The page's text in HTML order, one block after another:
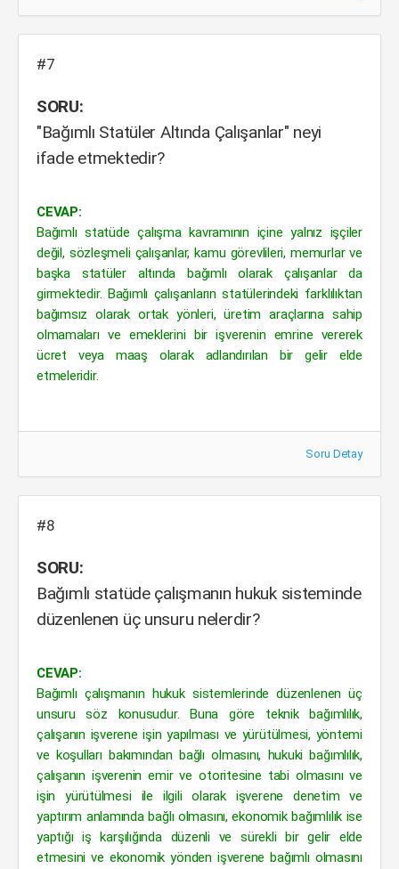
#7
SORU:
"Bağımlı Statüler Altında Çalışanlar" neyi
ifade etmektedir?
CEVAP:
Bağımlı statüde çalışma kavramının içine yalnız işçiler
değil, sözleşmeli çalışanlar, kamu görevlileri, memurlar ve
başka statüler altında bağımlı olarak çalışanlar da
girmektedir. Bağımlı çalışanların statülerindeki farklılıktan
bağımsız olarak ortak yönleri, üretim araçlarına sahip
olmamaları ve emeklerini bir işverenin emrine vererek
ücret veya maaş olarak adlandırılan bir gelir elde
etmeleridir.
Soru Detay
#8
SORU:
Bağımlı statüde çalışmanın hukuk sisteminde
düzenlenen üç unsuru nelerdir?
CEVAP:
Bağımlı çalışmanın hukuk sistemlerinde düzenlenen üç
unsuru söz konusudur. Buna göre teknik bağımlılık,
çalışanın işverene işin yapılması ve yürütülmesi, yöntemi
ve koşulları bakımından bağlı olmasını, hukuki bağımlılık,
çalışanın işverenin emir ve otoritesine tabi olmasını ve
işin yürütülmesi ile ilgili olarak işverene denetim ve
yaptırım anlamında bağlı olmasını, ekonomik bağımlılık ise
yaptığı iş karşılığında düzenli ve sürekli bir gelir elde
etmesini ve ekonomik yönden işverene bağımlı olmasını